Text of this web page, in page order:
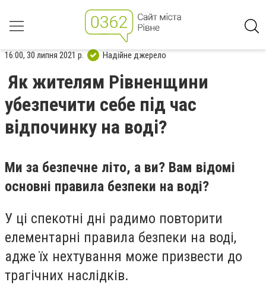
16:00, 30 липня 2021 р. Надійне джерело
Як жителям Рівненщини
убезпечити себе під час
відпочинку на воді?
Ми за безпечне літо, а ви? Вам відомі
основні правила безпеки на воді?
У ці спекотні дні радимо повторити
елементарні правила безпеки на воді,
адже їх нехтування може призвести до
трагічних наслідків.